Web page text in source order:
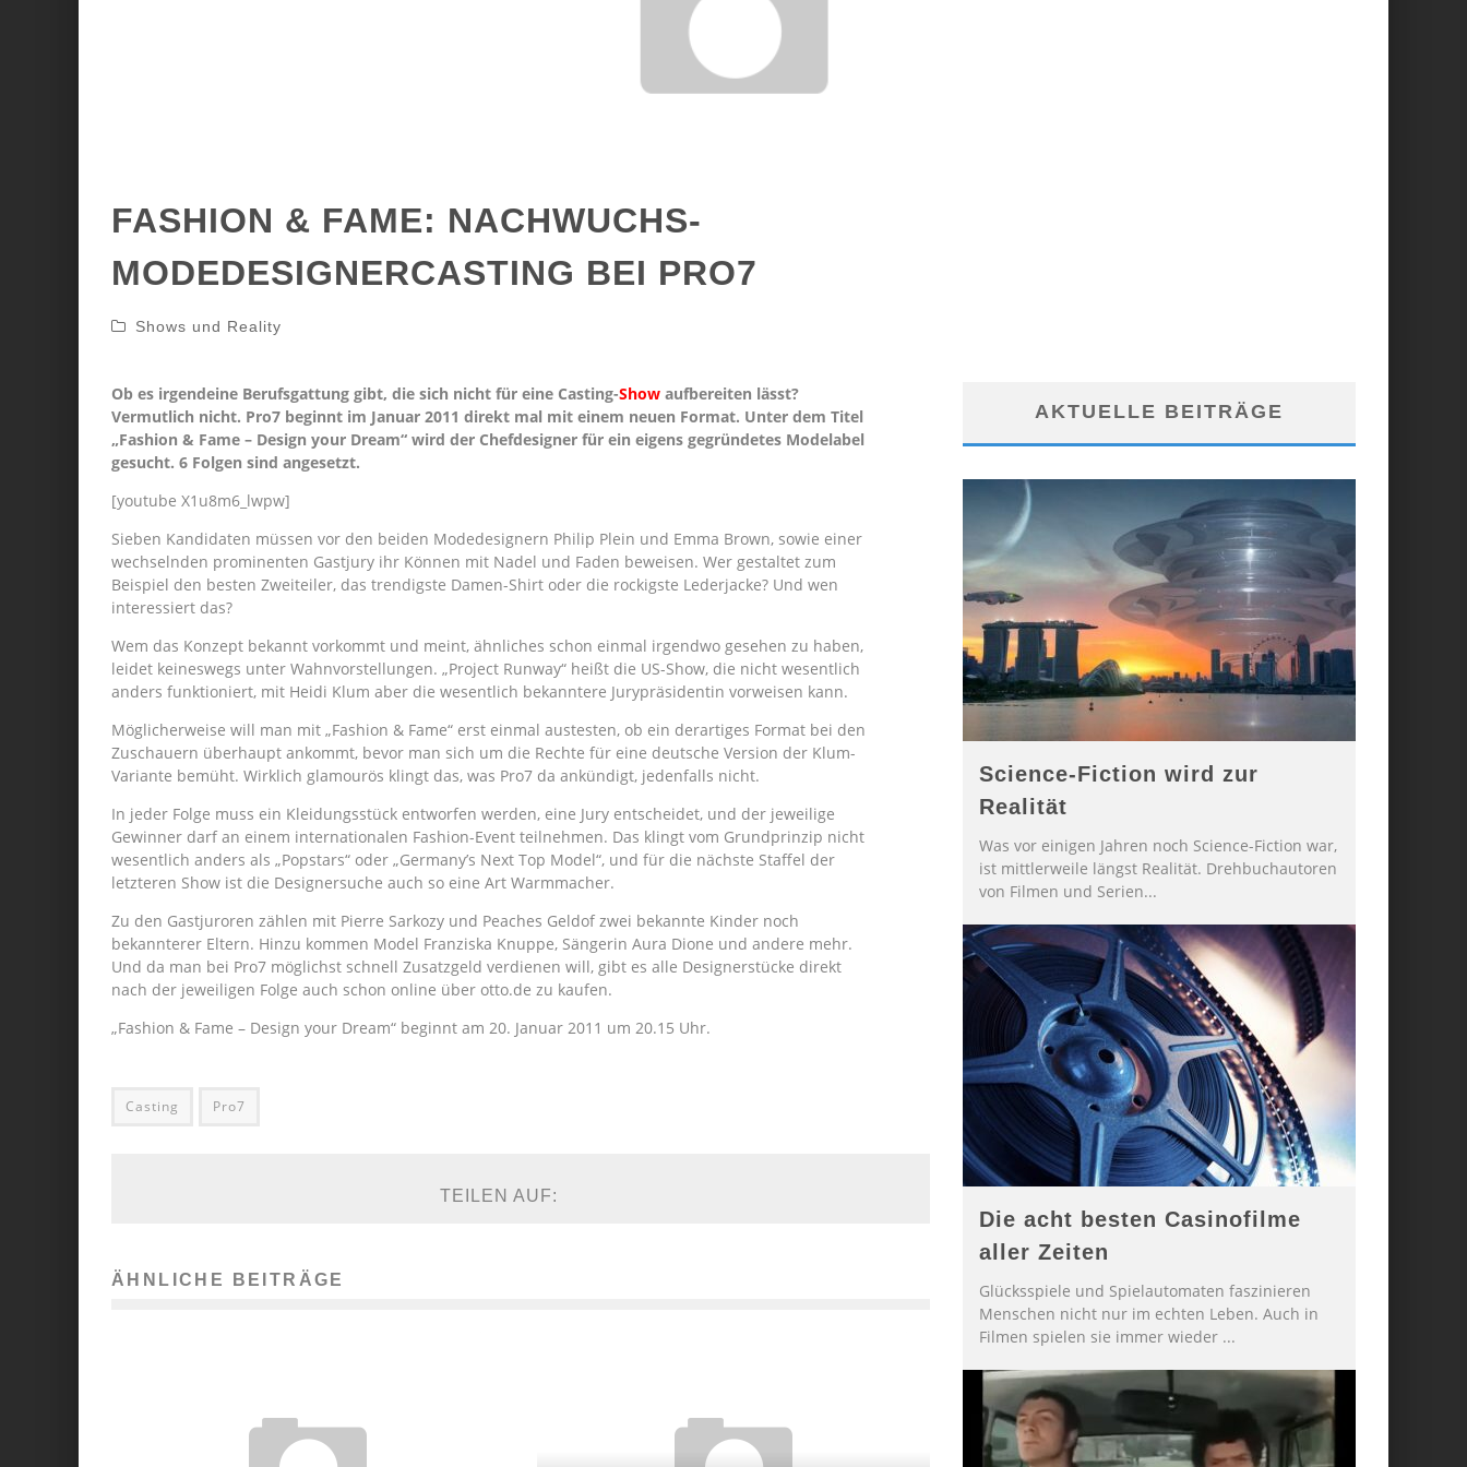
FASHION & FAME: NACHWUCHS-
MODEDESIGNERCASTING BEI PRO7
Shows und Reality
Ob es irgendeine Berufsgattung gibt, die sich nicht für eine Casting-Show aufbereiten lässt?
Vermutlich nicht. Pro7 beginnt im Januar 2011 direkt mal mit einem neuen Format. Unter dem Titel
„Fashion & Fame – Design your Dream“ wird der Chefdesigner für ein eigens gegründetes Modelabel
gesucht. 6 Folgen sind angesetzt.
[youtube X1u8m6_lwpw]
Sieben Kandidaten müssen vor den beiden Modedesignern Philip Plein und Emma Brown, sowie einer
wechselnden prominenten Gastjury ihr Können mit Nadel und Faden beweisen. Wer gestaltet zum
Beispiel den besten Zweiteiler, das trendigste Damen-Shirt oder die rockigste Lederjacke? Und wen
interessiert das?
Wem das Konzept bekannt vorkommt und meint, ähnliches schon einmal irgendwo gesehen zu haben,
leidet keineswegs unter Wahnvorstellungen. „Project Runway“ heißt die US-Show, die nicht wesentlich
anders funktioniert, mit Heidi Klum aber die wesentlich bekanntere Jurypräsidentin vorweisen kann.
Möglicherweise will man mit „Fashion & Fame“ erst einmal austesten, ob ein derartiges Format bei den
Zuschauern überhaupt ankommt, bevor man sich um die Rechte für eine deutsche Version der Klum-
Variante bemüht. Wirklich glamourös klingt das, was Pro7 da ankündigt, jedenfalls nicht.
In jeder Folge muss ein Kleidungsstück entworfen werden, eine Jury entscheidet, und der jeweilige
Gewinner darf an einem internationalen Fashion-Event teilnehmen. Das klingt vom Grundprinzip nicht
wesentlich anders als „Popstars“ oder „Germany’s Next Top Model“, und für die nächste Staffel der
letzteren Show ist die Designersuche auch so eine Art Warmmacher.
Zu den Gastjuroren zählen mit Pierre Sarkozy und Peaches Geldof zwei bekannte Kinder noch
bekannterer Eltern. Hinzu kommen Model Franziska Knuppe, Sängerin Aura Dione und andere mehr.
Und da man bei Pro7 möglichst schnell Zusatzgeld verdienen will, gibt es alle Designerstücke direkt
nach der jeweiligen Folge auch schon online über otto.de zu kaufen.
„Fashion & Fame – Design your Dream“ beginnt am 20. Januar 2011 um 20.15 Uhr.
Casting Pro7
TEILEN AUF:
ÄHNLICHE BEITRÄGE
AKTUELLE BEITRÄGE
Science-Fiction wird zur
Realität
Was vor einigen Jahren noch Science-Fiction war,
ist mittlerweile längst Realität. Drehbuchautoren
von Filmen und Serien...
Die acht besten Casinofilme
aller Zeiten
Glücksspiele und Spielautomaten faszinieren
Menschen nicht nur im echten Leben. Auch in
Filmen spielen sie immer wieder ...